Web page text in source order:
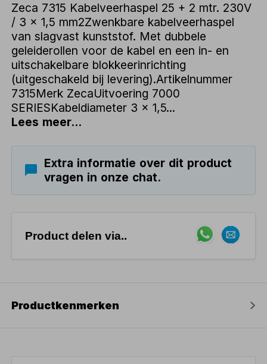
Zeca 7315 Kabelveerhaspel 25 + 2 mtr. 230V
/ 3 x 1,5 mm2Zwenkbare kabelveerhaspel
van slagvast kunststof. Met dubbele
geleiderollen voor de kabel en een in- en
uitschakelbare blokkeerinrichting
(uitgeschakeld bij levering).Artikelnummer
7315Merk ZecaUitvoering 7000
SERIESKabeldiameter 3 x 1,5...
Lees meer...
Extra informatie over dit product
vragen in onze chat.
Product delen via..
Productkenmerken